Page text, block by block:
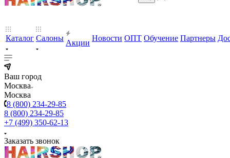
Каталог Салоны
Акции
Новости ОПТ Обучение Партнеры
Ваш город
Москва
Москва
8 (800) 234-29-85
8 (800) 234-29-85
+7 (499) 350-62-13
Заказать звонок